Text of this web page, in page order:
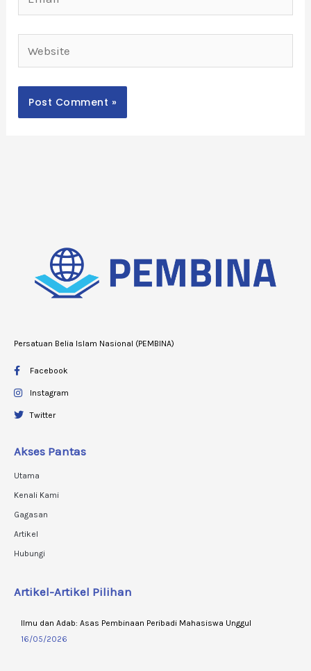
Website
Persatuan Belia Islam Nasional (PEMBINA)
Facebook
Instagram
Twitter
Akses Pantas
Utama
Kenali Kami
Gagasan
Artikel
Hubungi
Artikel-Artikel Pilihan
Ilmu dan Adab: Asas Pembinaan Peribadi Mahasiswa Unggul
16/05/2026